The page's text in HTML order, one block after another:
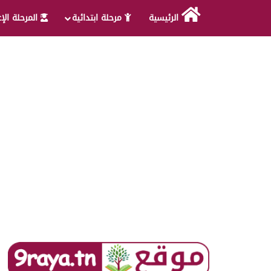
الرئيسية مرحلة ابتدائية المرحلة